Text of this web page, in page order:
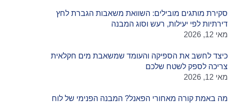
סקירת מותגים מובילים: השוואת משאבות הגברת לחץ
דירתיות לפי יעילות, רעש וסוג המבנה
מאי 12, 2026
כיצד לחשב את הספיקה והעומד שמשאבת מים חקלאית
צריכה לספק לשטח שלכם
מאי 12, 2026
מה באמת קורה מאחורי הפאנל? המבנה הפנימי של לוח